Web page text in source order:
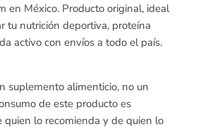
en México. Producto original, ideal
tu nutrición deportiva, proteína
activo con envíos a todo el país.
suplemento alimenticio, no un
de este producto es
quien lo recomienda y de quien lo